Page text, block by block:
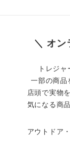
＼ オン
トレジ
一部の商品
店頭で実物
気になる商
アウトドア